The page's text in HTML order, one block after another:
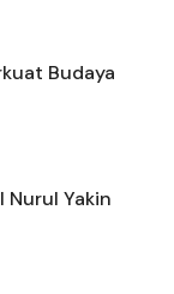
Budaya
Nurul Yakin